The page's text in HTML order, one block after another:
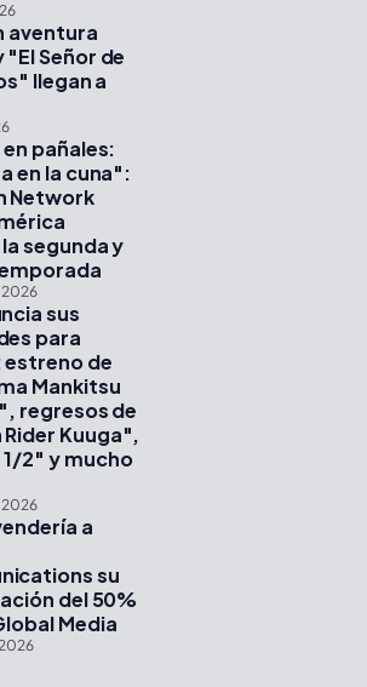
aventura
"El Señor de
llegan a
pañales:
en la cuna":
Network
segunda y
sus
para
de
Mankitsu
regresos de
Rider Kuuga",
1/2" y mucho
a
su
del 50%
Media